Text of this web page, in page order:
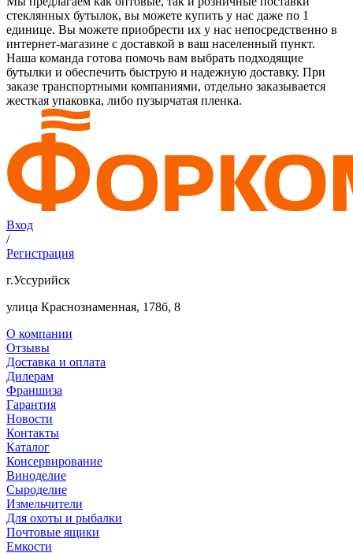
стеклянных бутылок, вы можете купить у нас даже по 1
единице. Вы можете приобрести их у нас непосредственно в
интернет-магазине с доставкой в ваш населенный пункт.
Наша команда готова помочь вам выбрать подходящие
бутылки и обеспечить быструю и надежную доставку. При
заказе транспортными компаниями, отдельно заказывается
жесткая упаковка, либо пузырчатая пленка.
Вход
/
Регистрация
г.Уссурийск
улица Краснознаменная, 178б, 8
О компании
Отзывы
Доставка и оплата
Дилерам
Франшиза
Гарантия
Новости
Контакты
Каталог
Консервирование
Виноделие
Сыроделие
Измельчители
Для охоты и рыбалки
Почтовые ящики
Емкости